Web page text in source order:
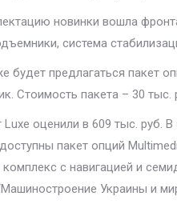
новинки вошла
система
будет предлагаться пакет
Стоимость пакета – 30
Luxe оценили в 609 тыс.
пакет опций
с навигацией и
Украины и